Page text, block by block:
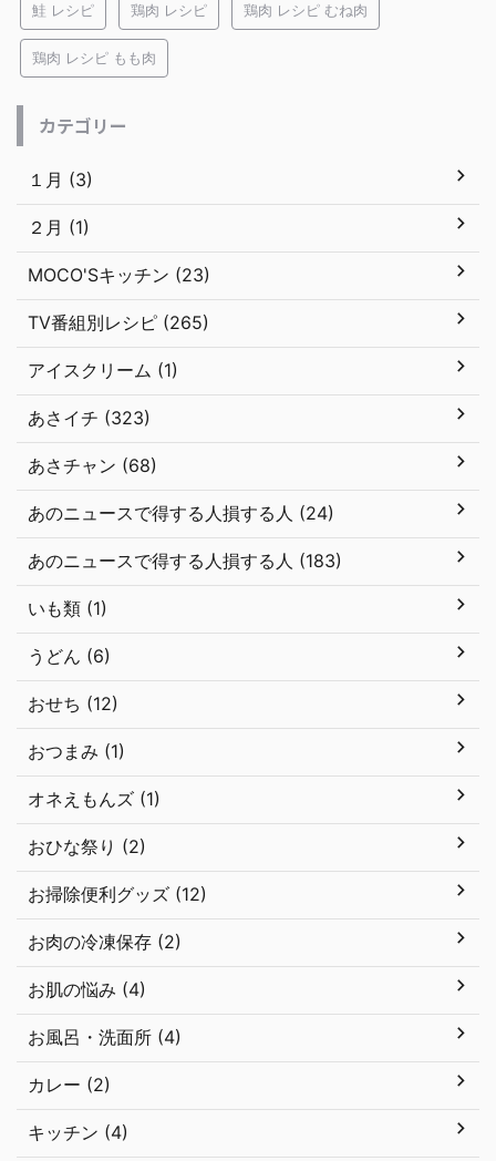
鮭 レシピ 鶏肉 レシピ 鶏肉 レシピ むね肉
鶏肉 レシピ もも肉
カテゴリー
１月 (3)
２月 (1)
MOCO'Sキッチン (23)
TV番組別レシピ (265)
アイスクリーム (1)
あさイチ (323)
あさチャン (68)
あのニュースで得する人損する人 (24)
あのニュースで得する人損する人 (183)
いも類 (1)
うどん (6)
おせち (12)
おつまみ (1)
オネえもんズ (1)
おひな祭り (2)
お掃除便利グッズ (12)
お肉の冷凍保存 (2)
お肌の悩み (4)
お風呂・洗面所 (4)
カレー (2)
キッチン (4)